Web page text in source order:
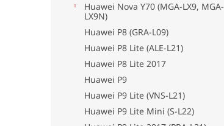
Huawei Nova Y70 (MGA-LX9, MGA-
LX9N)
Huawei P8 (GRA-L09)
Huawei P8 Lite (ALE-L21)
Huawei P8 Lite 2017
Huawei P9
Huawei P9 Lite (VNS-L21)
Huawei P9 Lite Mini (S-L22)